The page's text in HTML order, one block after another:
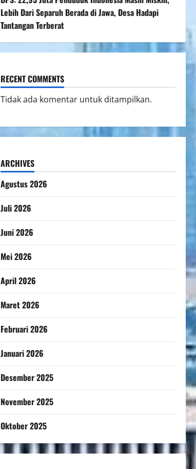
Lebih Dari Separuh Berada di Jawa, Desa Hadapi
Tantangan Terberat
RECENT COMMENTS
Tidak ada komentar untuk ditampilkan.
ARCHIVES
Agustus 2026
Juli 2026
Juni 2026
Mei 2026
April 2026
Maret 2026
Februari 2026
Januari 2026
Desember 2025
November 2025
Oktober 2025